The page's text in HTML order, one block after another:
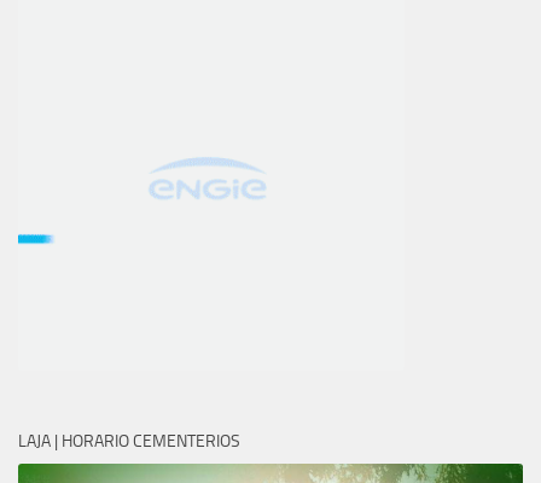
LAJA | HORARIO CEMENTERIOS